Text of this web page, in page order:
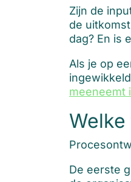
Zijn de
de
dag? En is
Als je op
meeneemt
De eerste